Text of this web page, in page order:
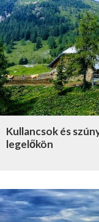
Kullancsok és
legelőkön